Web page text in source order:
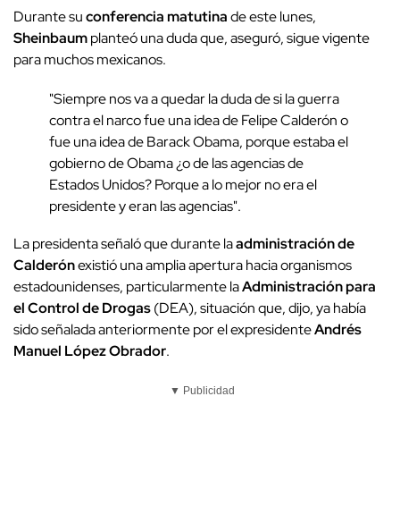
Durante suconferencia matutinade este lunes,
Sheinbaumplanteó una duda que, aseguró, sigue vigente
para muchos mexicanos.
"Siempre nos va a quedar la duda de si la guerra
contra el narco fue una idea de Felipe Calderón o
fue una idea de Barack Obama, porque estaba el
gobierno de Obama ¿o de las agencias de
Estados Unidos? Porque a lo mejor no era el
presidente y eran las agencias".
La presidenta señaló que durante laadministración de
Calderónexistió una amplia apertura hacia organismos
estadounidenses, particularmente laAdministración para
el Control de Drogas(DEA), situación que, dijo, ya había
sido señalada anteriormente por el expresidenteAndrés
Manuel López Obrador.
▼ Publicidad